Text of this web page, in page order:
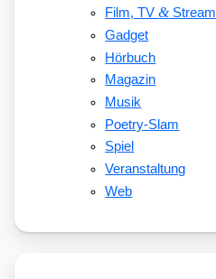
Film, TV&Stream
Gadget
Hörbuch
Magazin
Musik
Poetry-Slam
Spiel
Veranstaltung
Web